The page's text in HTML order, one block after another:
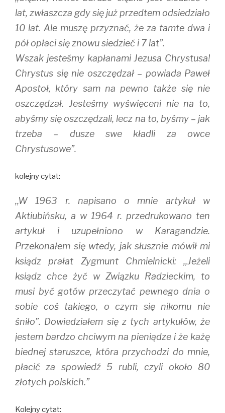
lat, zwłaszcza gdy się już przedtem odsiedziało
10 lat. Ale muszę przyznać, że za tamte dwa i
pół opłaci się znowu siedzieć i 7 lat”.
Wszak jesteśmy kapłanami Jezusa Chrystusa!
Chrystus się nie oszczędzał – powiada Paweł
Apostoł, który sam na pewno także się nie
oszczędzał. Jesteśmy wyświęceni nie na to,
abyśmy się oszczędzali, lecz na to, byśmy – jak
trzeba – dusze swe kładli za owce
Chrystusowe”.
kolejny cytat:
,,W 1963 r. napisano o mnie artykuł w
Aktiubińsku, a w 1964 r. przedrukowano ten
artykuł i uzupełniono w Karagandzie.
Przekonałem się wtedy, jak słusznie mówił mi
ksiądz prałat Zygmunt Chmielnicki: ,,Jeżeli
ksiądz chce żyć w Związku Radzieckim, to
musi być gotów przeczytać pewnego dnia o
sobie coś takiego, o czym się nikomu nie
śniło”. Dowiedziałem się z tych artykułów, że
jestem bardzo chciwym na pieniądze i że każę
biednej staruszce, która przychodzi do mnie,
płacić za spowiedź 5 rubli, czyli około 80
złotych polskich.”
Kolejny cytat: